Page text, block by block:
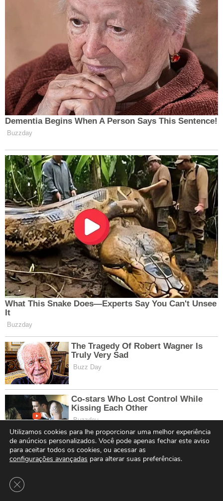
Utilizamos cookies para lhe proporcionar uma melhor experiência
de anúncios personalizados. Você pode apenas fechar este aviso
para aceitar todos os cookies, ou acessar as
configurações avançadas para alterar suas preferências.
Close GDPR Cookie Banner